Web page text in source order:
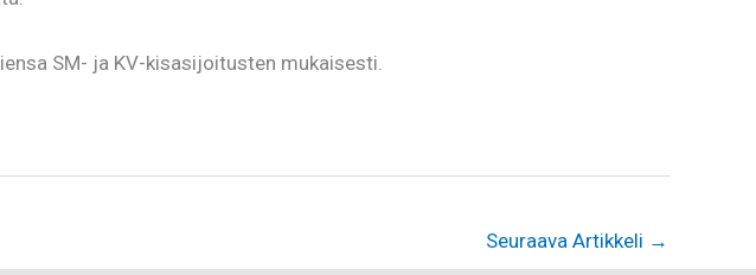
SM- ja KV-kisasijoitusten mukaisesti.
Seuraava Artikkeli →